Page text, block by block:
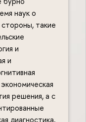
наук о
такие
и
и
решения, а с
диагностика,